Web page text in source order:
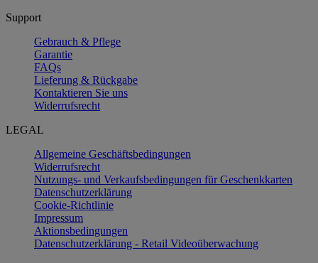
Support
Gebrauch & Pflege
Garantie
FAQs
Lieferung & Rückgabe
Kontaktieren Sie uns
Widerrufsrecht
LEGAL
Allgemeine Geschäftsbedingungen
Widerrufsrecht
Nutzungs- und Verkaufsbedingungen für Geschenkkarten
Datenschutzerklärung
Cookie-Richtlinie
Impressum
Aktionsbedingungen
Datenschutzerklärung - Retail Videoüberwachung